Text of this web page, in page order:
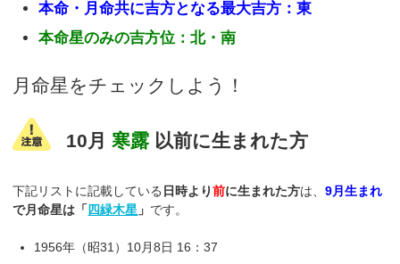
本命・月命共に吉方となる最大吉方：東
本命星のみの吉方位：北・南
月命星をチェックしよう！
10月寒露以前に生まれた方
下記リストに記載している 日時より前に生まれた方は、9月生まれ
で月命星は「 四緑木星 」 です。
1956年（昭31）10月8日 16：37